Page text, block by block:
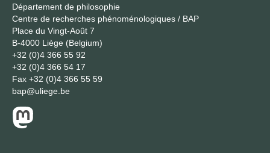
Département de philosophie
Centre de recherches phénoménologiques / BAP
Place du Vingt-Août 7
B-4000 Liège (Belgium)
+32 (0)4 366 55 92
+32 (0)4 366 54 17
Fax +32 (0)4 366 55 59
bap@uliege.be